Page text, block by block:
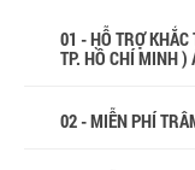
01 - HỖ TRỢ
TP. HỒ CHÍ MINH
02 - MIỄN PHÍ